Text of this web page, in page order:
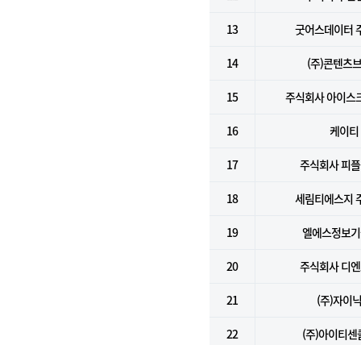
13 굿어스데이터
14 (주)콘텐츠
15 주식회사 아이스
16 케이티
17 주식회사 피
18 세림티에스지
19 엘에스정보
20 주식회사 디
21 (주)자이
22 (주)아이티센